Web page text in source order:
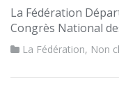
La Fédération
Congrès National
La Fédération, Non